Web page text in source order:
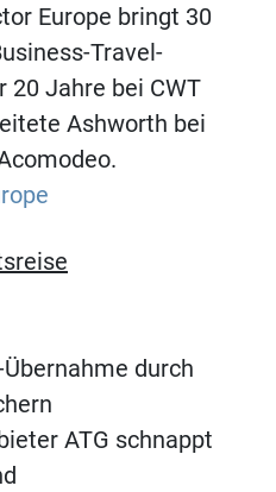
Europe bringt 30
Travel-
20 Jahre bei CWT
Ashworth bei
durch
ATG schnappt